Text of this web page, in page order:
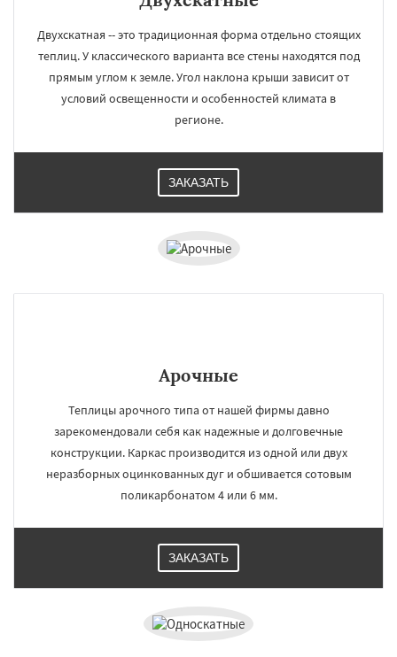
Двухскатная -- это традиционная форма отдельно стоящих
теплиц. У классического варианта все стены находятся под
прямым углом к земле. Угол наклона крыши зависит от
условий освещенности и особенностей климата в
регионе.
ЗАКАЗАТЬ
Арочные
Теплицы арочного типа от нашей фирмы давно
зарекомендовали себя как надежные и долговечные
конструкции. Каркас производится из одной или двух
неразборных оцинкованных дуг и обшивается сотовым
поликарбонатом 4 или 6 мм.
ЗАКАЗАТЬ